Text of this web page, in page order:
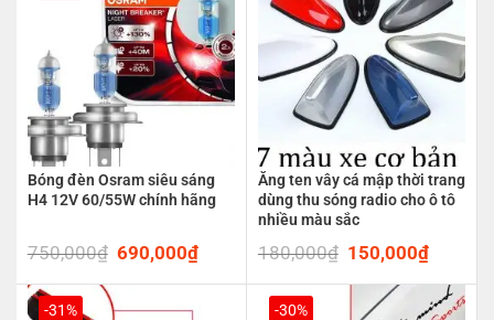
Bóng đèn Osram siêu sáng
H4 12V 60/55W chính hãng
750,000₫ Original
was:
750,000₫.
690,000₫Current
is:
690,000₫.
Ăng ten vây cá mập thời trang
dùng thu sóng radio cho ô tô
nhiều màu sắc
180,000₫ Original
was:
180,000₫.
150,000₫Current
is:
-31% -30%